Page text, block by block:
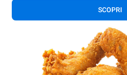
SCOPRI